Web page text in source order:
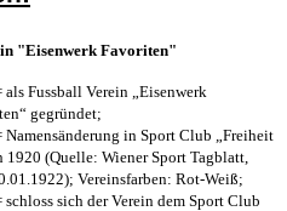
"Eisenwerk Favoriten"
als Fussball Verein „Eisenwerk
gegründet;
Namensänderung in Sport Club „Freiheit
1920 (Quelle: Wiener Sport Tagblatt,
Vereinsfarben: Rot-Weiß;
schloss sich der Verein dem Sport Club